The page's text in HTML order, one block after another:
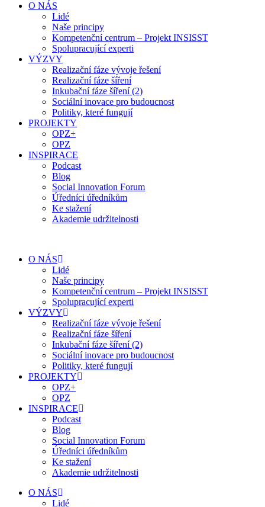
O NÁS
Lidé
Naše principy
Kompetenční centrum – Projekt INSISST
Spolupracující experti
VÝZVY
Realizační fáze vývoje řešení
Realizační fáze šíření
Inkubační fáze šíření (2)
Sociální inovace pro budoucnost
Politiky, které fungují
PROJEKTY
OPZ+
OPZ
INSPIRACE
Podcast
Blog
Social Innovation Forum
Úředníci úředníkům
Ke stažení
Akademie udržitelnosti
O NÁS
Lidé
Naše principy
Kompetenční centrum – Projekt INSISST
Spolupracující experti
VÝZVY
Realizační fáze vývoje řešení
Realizační fáze šíření
Inkubační fáze šíření (2)
Sociální inovace pro budoucnost
Politiky, které fungují
PROJEKTY
OPZ+
OPZ
INSPIRACE
Podcast
Blog
Social Innovation Forum
Úředníci úředníkům
Ke stažení
Akademie udržitelnosti
O NÁS
Lidé